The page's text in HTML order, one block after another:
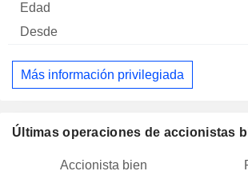
Más información privilegiada
Últimas operaciones de accionistas
Accionista bien